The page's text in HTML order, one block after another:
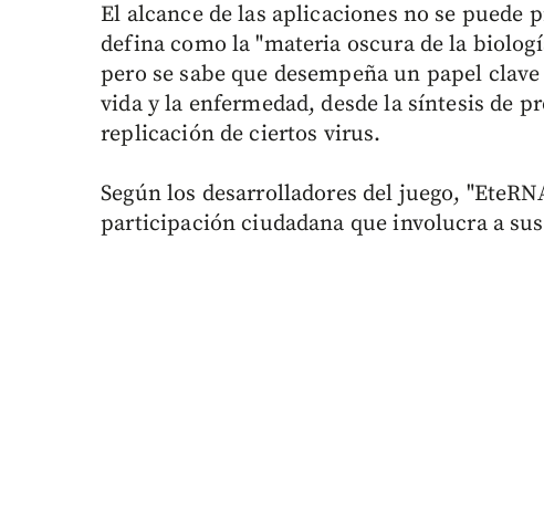
El alcance de las aplicaciones no se puede
defina como la "materia oscura de la
pero se sabe que desempeña un papel
vida y la enfermedad, desde la síntesis de
replicación de ciertos virus.
Según los desarrolladores del juego,
participación ciudadana que involucra a